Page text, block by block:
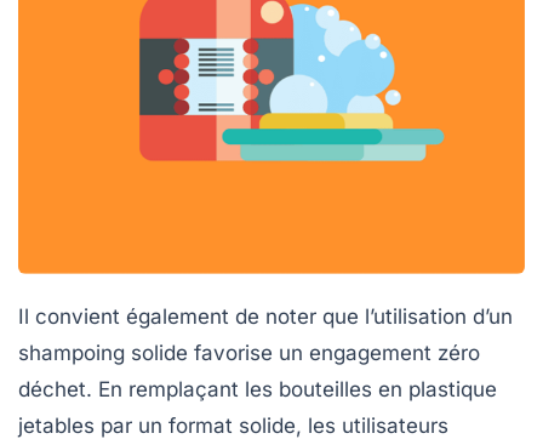
Il convient également de noter que l’utilisation d’un
shampoing solide favorise un engagement zéro
déchet. En remplaçant les bouteilles en plastique
jetables par un format solide, les utilisateurs